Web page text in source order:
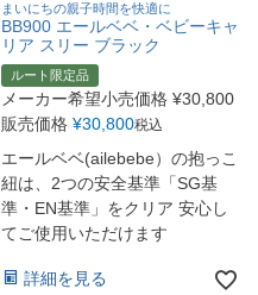
まいにちの親子時間を快適に
BB900 エールベベ・ベビーキャ
リア スリー ブラック
ルート限定品
メーカー希望小売価格 ¥30,800
販売価格 ¥30,800税込
エールベベ(ailebebe）の抱っこ
紐は、2つの安全基準「SG基
準・EN基準」をクリア 安心し
てご使用いただけます
詳細を見る